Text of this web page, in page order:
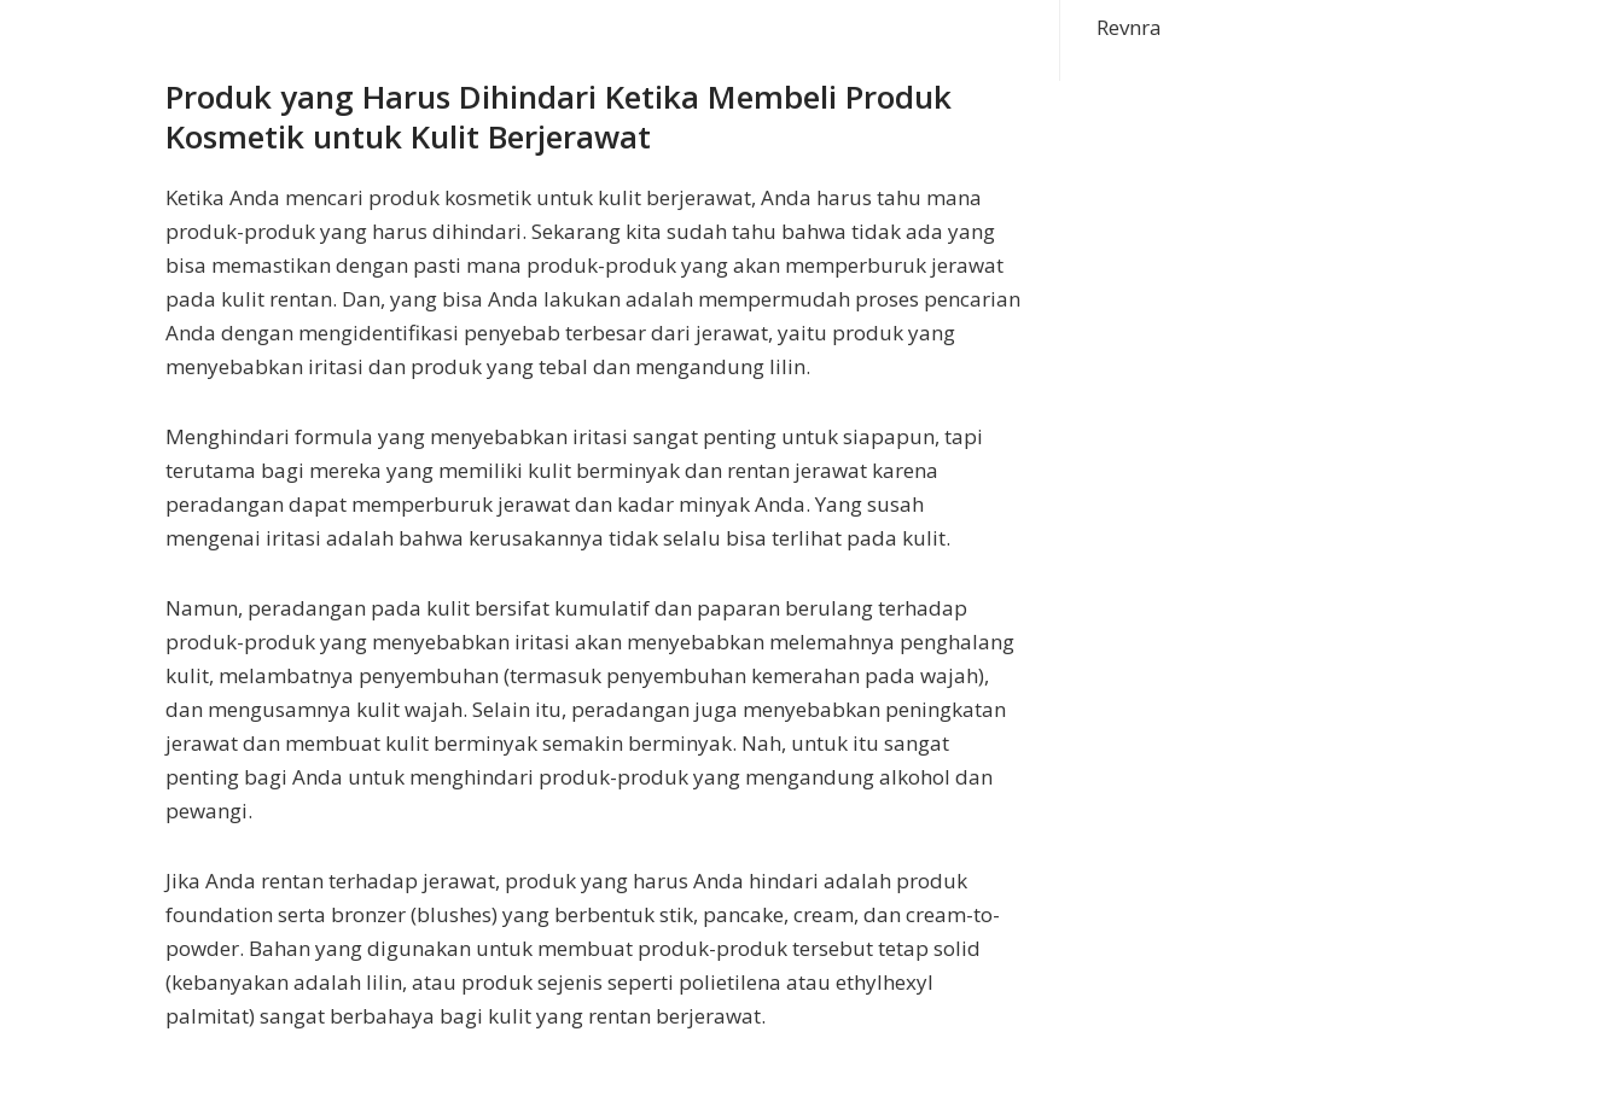
Produk yang Harus Dihindari Ketika Membeli Produk
Kosmetik untuk Kulit Berjerawat
Ketika Anda mencari produk kosmetik untuk kulit berjerawat, Anda harus tahu mana
produk-produk yang harus dihindari. Sekarang kita sudah tahu bahwa tidak ada yang
bisa memastikan dengan pasti mana produk-produk yang akan memperburuk jerawat
pada kulit rentan. Dan, yang bisa Anda lakukan adalah mempermudah proses pencarian
Anda dengan mengidentifikasi penyebab terbesar dari jerawat, yaitu produk yang
menyebabkan iritasi dan produk yang tebal dan mengandung lilin.
Menghindari formula yang menyebabkan iritasi sangat penting untuk siapapun, tapi
terutama bagi mereka yang memiliki kulit berminyak dan rentan jerawat karena
peradangan dapat memperburuk jerawat dan kadar minyak Anda. Yang susah
mengenai iritasi adalah bahwa kerusakannya tidak selalu bisa terlihat pada kulit.
Namun, peradangan pada kulit bersifat kumulatif dan paparan berulang terhadap
produk-produk yang menyebabkan iritasi akan menyebabkan melemahnya penghalang
kulit, melambatnya penyembuhan (termasuk penyembuhan kemerahan pada wajah),
dan mengusamnya kulit wajah. Selain itu, peradangan juga menyebabkan peningkatan
jerawat dan membuat kulit berminyak semakin berminyak. Nah, untuk itu sangat
penting bagi Anda untuk menghindari produk-produk yang mengandung alkohol dan
pewangi.
Jika Anda rentan terhadap jerawat, produk yang harus Anda hindari adalah produk
foundation serta bronzer (blushes) yang berbentuk stik, pancake, cream, dan cream-to-
powder. Bahan yang digunakan untuk membuat produk-produk tersebut tetap solid
(kebanyakan adalah lilin, atau produk sejenis seperti polietilena atau ethylhexyl
palmitat) sangat berbahaya bagi kulit yang rentan berjerawat.
Revnra